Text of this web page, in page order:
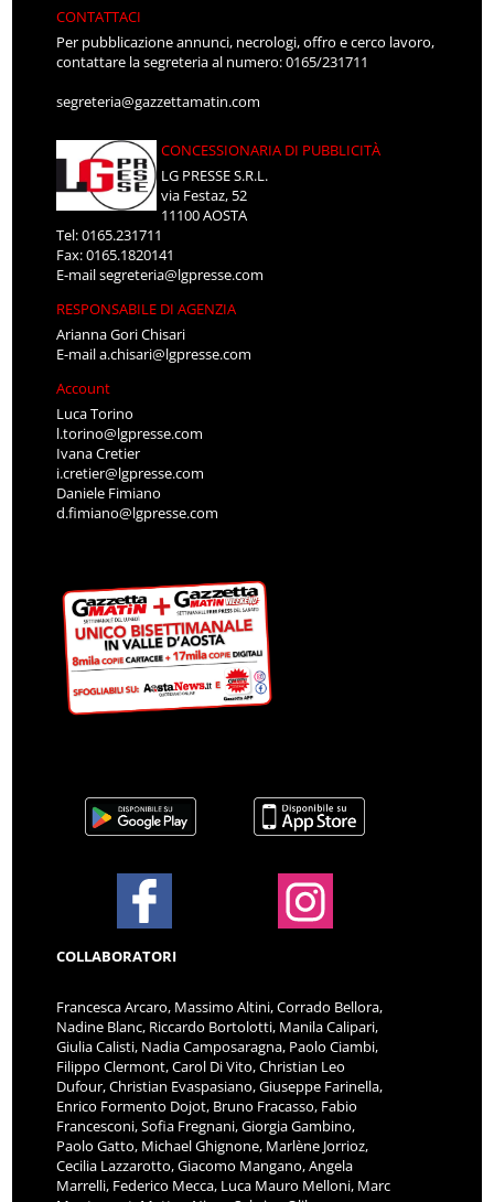
CONTATTACI
Per pubblicazione annunci, necrologi, offro e cerco lavoro,
contattare la segreteria al numero: 0165/231711
segreteria@gazzettamatin.com
CONCESSIONARIA DI PUBBLICITÀ
LG PRESSE S.R.L.
via Festaz, 52
11100 AOSTA
Tel: 0165.231711
Fax: 0165.1820141
E-mailsegreteria@lgpresse.com
RESPONSABILE DI AGENZIA
Arianna Gori Chisari
E-maila.chisari@lgpresse.com
Account
Luca Torino
l.torino@lgpresse.com
Ivana Cretier
i.cretier@lgpresse.com
Daniele Fimiano
d.fimiano@lgpresse.com
COLLABORATORI
Francesca Arcaro, Massimo Altini, Corrado Bellora,
Nadine Blanc, Riccardo Bortolotti, Manila Calipari,
Giulia Calisti, Nadia Camposaragna, Paolo Ciambi,
Filippo Clermont, Carol Di Vito, Christian Leo
Dufour, Christian Evaspasiano, Giuseppe Farinella,
Enrico Formento Dojot, Bruno Fracasso, Fabio
Francesconi, Sofia Fregnani, Giorgia Gambino,
Paolo Gatto, Michael Ghignone, Marlène Jorrioz,
Cecilia Lazzarotto, Giacomo Mangano, Angela
Marrelli, Federico Mecca, Luca Mauro Melloni, Marc